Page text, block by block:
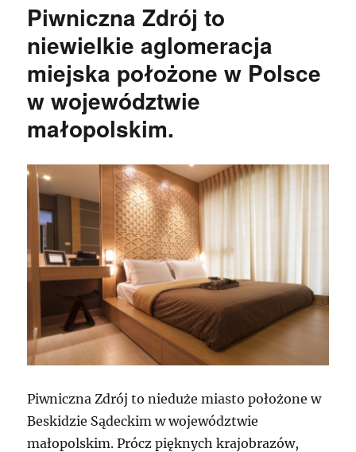
Piwniczna Zdrój to
niewielkie aglomeracja
miejska położone w Polsce
w województwie
małopolskim.
Piwniczna Zdrój to nieduże miasto położone w
Beskidzie Sądeckim w województwie
małopolskim. Prócz pięknych krajobrazów,